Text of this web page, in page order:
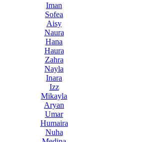
Iman
Sofea
Aisy
Naura
Hana
Haura
Zahra
Nayla
Inara
Izz
Mikayla
Aryan
Umar
Humaira
Nuha